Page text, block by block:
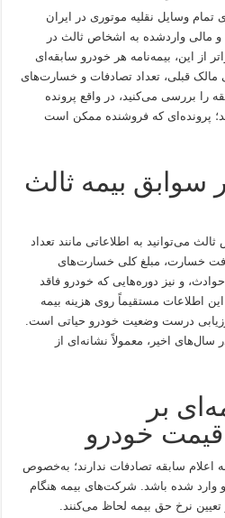
وسایل نقلیه موتوری در ایران
مالی واردشده به اشخاص ثالث در
از این، بیمه‌نامه هر خودرو سابقه‌ای
مالک قبلی، تعداد تصادفات و خسارت‌های
را بررسی می‌کنید، در واقع پرونده
پرونده‌ای که فروشنده ممکن است
سوابق بیمه ثالث
می‌توانید به اطلاعاتی مانند تعداد
خسارت، مبلغ کلی خسارت‌های
و نیز دوره‌هایی که خودرو فاقد
اطلاعات مستقیماً روی هزینه بیمه
درست وضعیت خودرو حیاتی است.
سال‌های اخیر، معمولاً نشانه‌ای از
بر
خودرو
اعلام سابقه تصادفات ندارند؛ به‌خصوص
وارد شده باشد. شرکت‌های بیمه هنگام
تعیین نرخ حق بیمه لحاظ می‌کنند.